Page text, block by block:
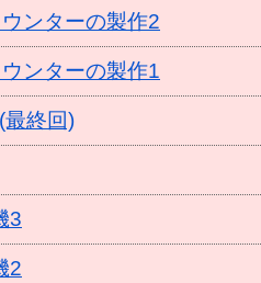
ンターの製作2
ンターの製作1
終回)
3
2